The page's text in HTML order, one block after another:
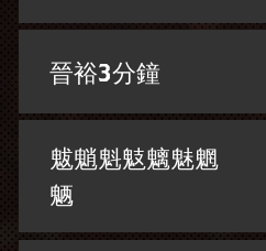
晉裕3分鐘
魃魈魁鬾魑魅魍
魉